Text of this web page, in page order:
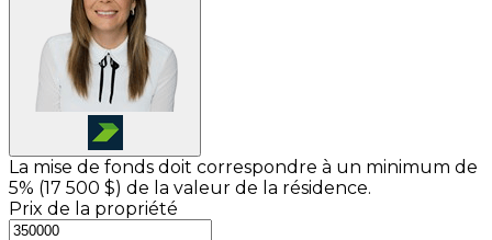
La mise de fonds doit correspondre à un minimum de
5% (17 500 $) de la valeur de la résidence.
Prix de la propriété